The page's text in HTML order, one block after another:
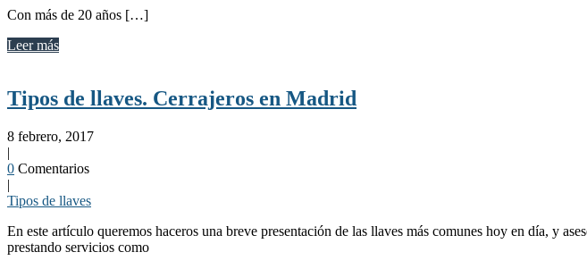
Con más de 20 años […]
Leer más
Tipos de llaves. Cerrajeros en Madrid
8 febrero, 2017
|
0 Comentarios
|
Tipos de llaves
En este artículo queremos haceros una breve presentación de las llaves más comunes hoy en día, y
prestando servicios como